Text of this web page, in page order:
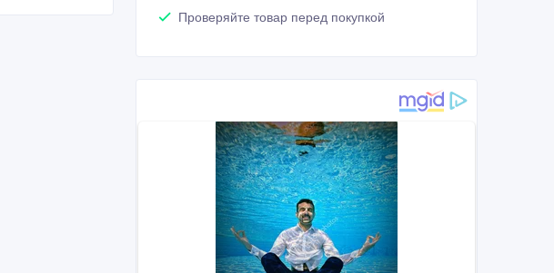
Проверяйте товар перед покупкой